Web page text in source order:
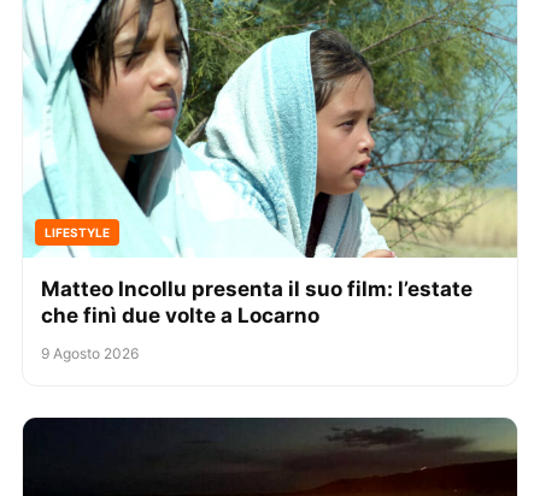
LIFESTYLE
Matteo Incollu presenta il suo film: l’estate
che finì due volte a Locarno
9 Agosto 2026